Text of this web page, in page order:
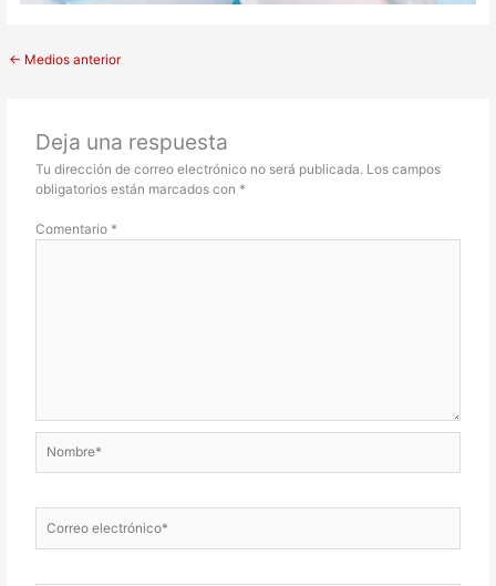
← Medios anterior
Deja una respuesta
Tu dirección de correo electrónico no será publicada. Los campos
obligatorios están marcados con *
Comentario *
electrónico*